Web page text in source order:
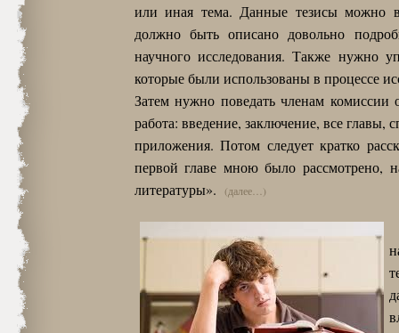
или иная тема. Данные тезисы можно
должно быть описано довольно
научного исследования. Также нужно
которые были использованы в процессе
Затем нужно поведать членам комиссии
работа: введение, заключение, все
приложения. Потом следует кратко
первой главе мною было рассмотрено,
литературы».
(далее…)